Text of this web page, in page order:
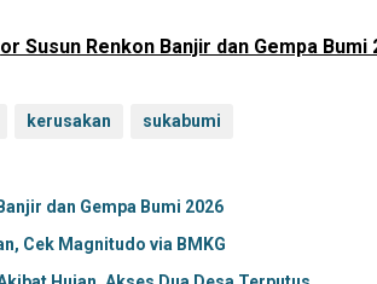
Susun Renkon Banjir dan Gempa Bumi
kerusakan sukabumi
dan Gempa Bumi 2026
Cek Magnitudo via BMKG